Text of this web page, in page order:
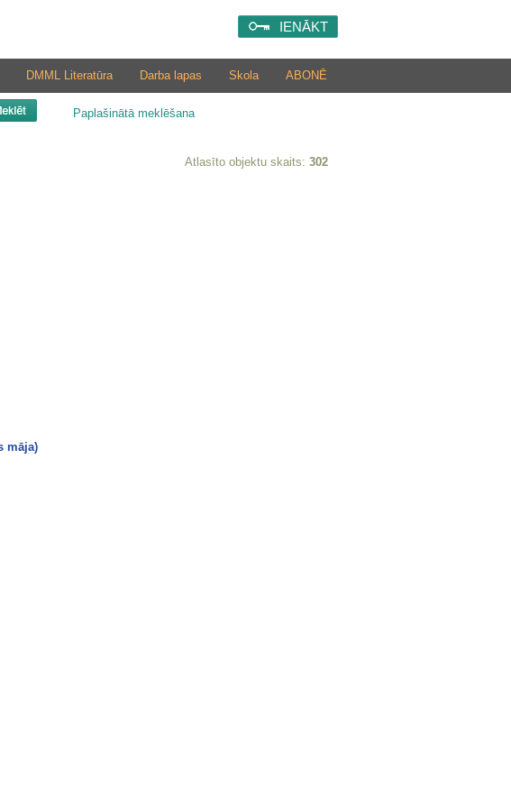
IENĀKT
ABONĒ
Skola
Darba lapas
DMML Literatūra
Paplašinātā meklēšana
Atlasīto objektu skaits: 302
māja)